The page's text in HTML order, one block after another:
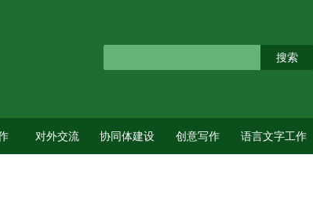
对外交流 协同体建设 创意写作 语言文字工作